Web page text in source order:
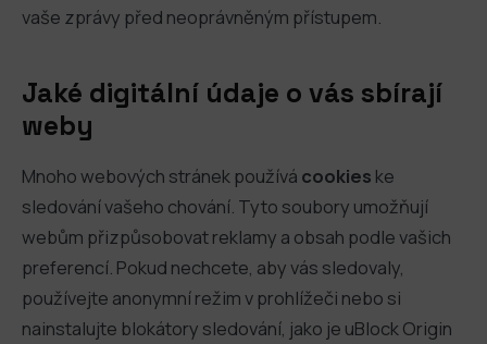
vaše zprávy před neoprávněným přístupem.
Jaké digitální údaje o vás sbírají
weby
Mnoho webových stránek používá cookies ke
sledování vašeho chování. Tyto soubory umožňují
webům přizpůsobovat reklamy a obsah podle vašich
preferencí. Pokud nechcete, aby vás sledovaly,
používejte anonymní režim v prohlížeči nebo si
nainstalujte blokátory sledování, jako je uBlock Origin